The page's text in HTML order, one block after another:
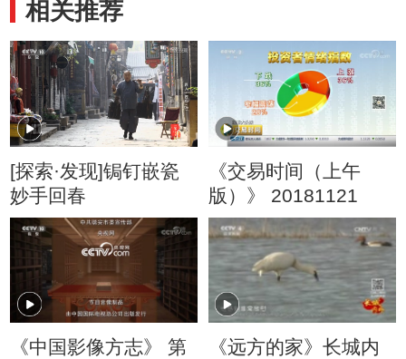
相关推荐
[探索·发现]锔钉嵌瓷
妙手回春
《交易时间（上午
版）》 20181121
《中国影像方志》 第
《远方的家》长城内